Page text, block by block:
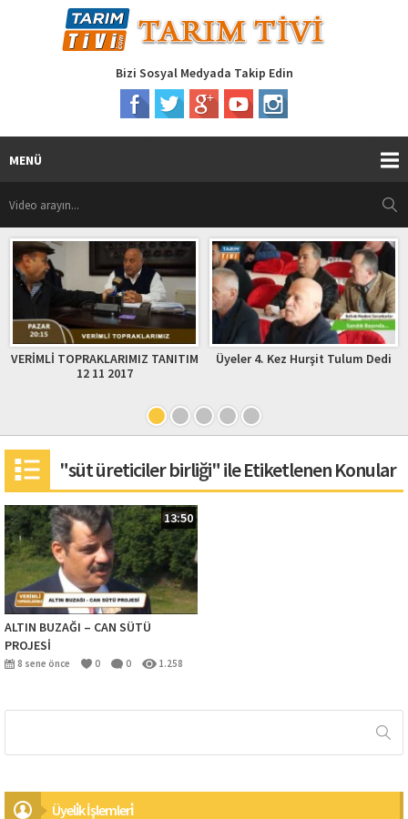
Bizi Sosyal Medyada Takip Edin
MENÜ
TANITIM
Üyeler 4. Kez Hurşit Tulum Dedi
MEYVE AĞAÇLARI
"süt üreticiler birliği" ile Etiketlenen Konular
13:50
ALTIN BUZAĞI – CAN SÜTÜ
PROJESİ
8 sene önce 0 0 1.258
Üyeli̇k İşlemleri̇